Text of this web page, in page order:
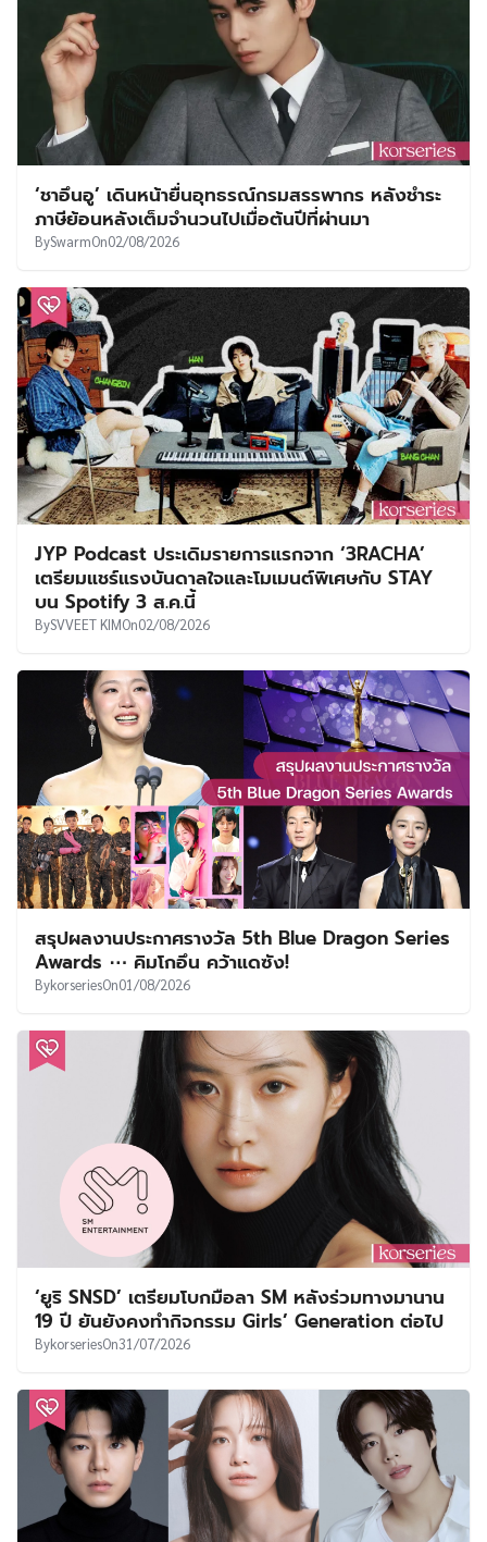
‘ชาอึนอู’ เดินหน้ายื่นอุทธรณ์กรมสรรพากร หลังชำระ
ภาษีย้อนหลังเต็มจำนวนไปเมื่อต้นปีที่ผ่านมา
BySwarmOn02/08/2026
JYP Podcast ประเดิมรายการแรกจาก ‘3RACHA’
เตรียมแชร์แรงบันดาลใจและโมเมนต์พิเศษกับ STAY
บน Spotify 3 ส.ค.นี้
BySVVEET KIMOn02/08/2026
สรุปผลงานประกาศรางวัล 5th Blue Dragon Series
Awards ⋯ คิมโกอึน คว้าแดซัง!
BykorseriesOn01/08/2026
‘ยูริ SNSD’ เตรียมโบกมือลา SM หลังร่วมทางมานาน
19 ปี ยันยังคงทำกิจกรรม Girls’ Generation ต่อไป
BykorseriesOn31/07/2026